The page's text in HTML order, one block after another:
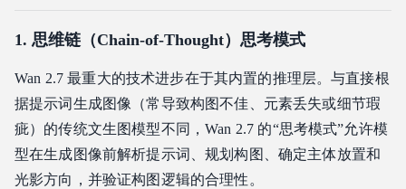
1. 思维链（Chain-of-Thought）思考模式
Wan 2.7 最重大的技术进步在于其内置的推理层。与直接根
据提示词生成图像（常导致构图不佳、元素丢失或细节瑕
疵）的传统文生图模型不同，Wan 2.7 的“思考模式”允许模
型在生成图像前解析提示词、规划构图、确定主体放置和
光影方向，并验证构图逻辑的合理性。